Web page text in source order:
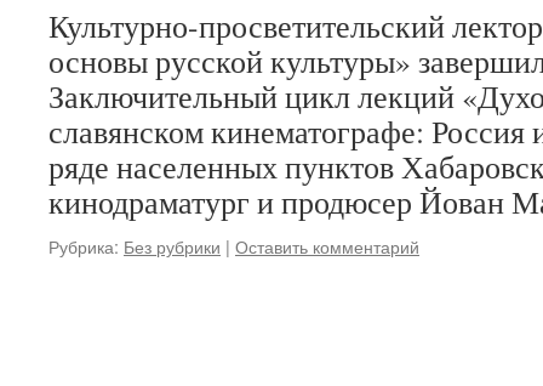
Культурно-просветительский
основы русской культуры»
Заключительный цикл лекций
славянском кинематографе: Россия
ряде населенных пунктов
кинодраматург и продюсер Йован
Рубрика: Без рубрики | Оставить комментарий